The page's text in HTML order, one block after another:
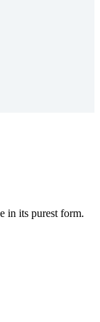
in its purest form.